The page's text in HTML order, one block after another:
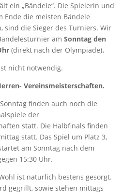
ein „Bändele“. Die Spielerin und
Ende die meisten Bändele
sind die Sieger des Turniers. Wir
am Sonntag den
(direkt nach der Olympiade).
nicht notwendig.
Vereinsmeisterschaften.
finden auch noch die
der
statt. Die Halbfinals finden
statt. Das Spiel um Platz 3,
am Sonntag nach dem
15:30 Uhr.
ist natürlich bestens gesorgt.
gegrillt, sowie stehen mittags